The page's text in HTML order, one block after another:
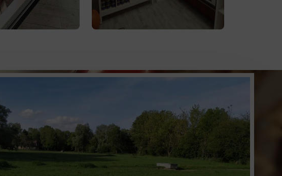
la livraison.
produits d'épicerie
à
la ferme ou de notre service de